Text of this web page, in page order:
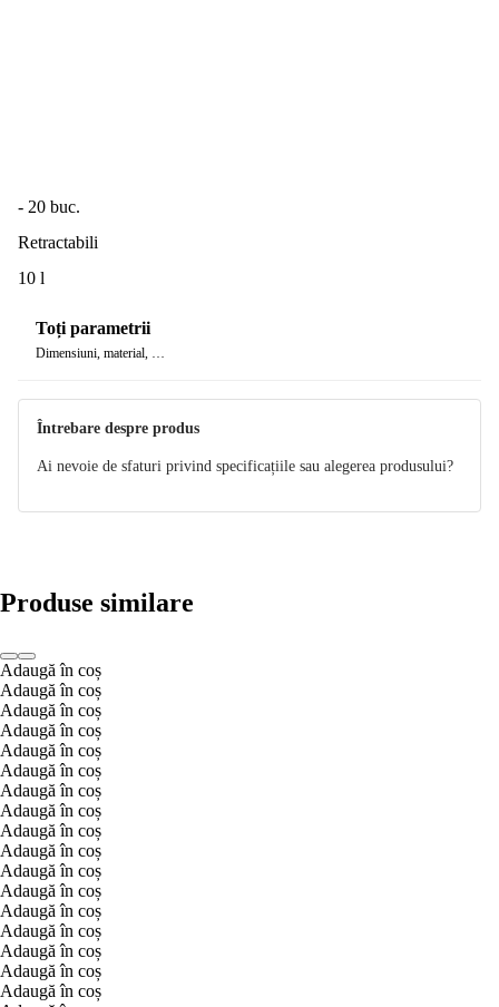
- 20 buc.
Retractabili
10 l
Toți parametrii
Dimensiuni, material, …
Întrebare despre produs
Ai nevoie de sfaturi privind specificațiile sau alegerea produsului?
Produse similare
Adaugă în coș
Adaugă în coș
Adaugă în coș
Adaugă în coș
Adaugă în coș
Adaugă în coș
Adaugă în coș
Adaugă în coș
Adaugă în coș
Adaugă în coș
Adaugă în coș
Adaugă în coș
Adaugă în coș
Adaugă în coș
Adaugă în coș
Adaugă în coș
Adaugă în coș